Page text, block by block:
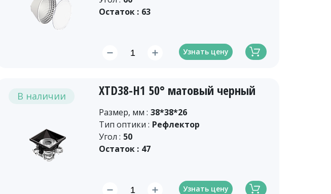
Остаток : 63
Узнать цену
В наличии XTD38-H1 50° матовый черный
Размер, мм : 38*38*26
Тип оптики : Рефлектор
Угол : 50
Остаток : 47
Узнать цену